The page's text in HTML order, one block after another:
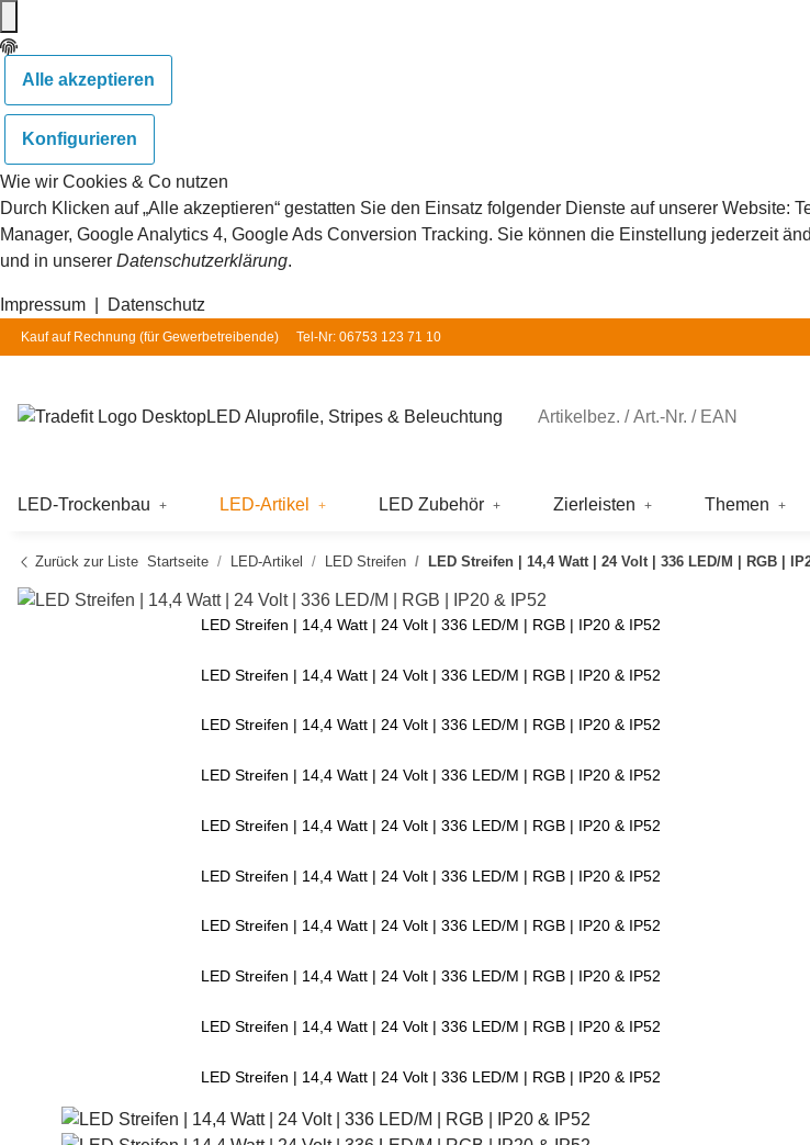
Alle akzeptieren
Konfigurieren
Wie wir Cookies & Co nutzen
Durch Klicken auf „Alle akzeptieren“ gestatten Sie den Einsatz folgender Dienste auf unserer
Manager, Google Analytics 4, Google Ads Conversion Tracking. Sie können die Einstellung jederzeit
und in unserer Datenschutzerklärung.
Impressum Datenschutz
Kauf auf Rechnung (für Gewerbetreibende) Tel-Nr: 06753 123 71 10
LED Aluprofile, Stripes & Beleuchtung
LED-Trockenbau LED-Artikel LED Zubehör Zierleisten Themen
Zurück zur Liste Startseite LED-Artikel LED Streifen LED Streifen | 14,4 Watt | 24 Volt | 336 LED/M | RGB |
LED Streifen | 14,4 Watt | 24 Volt | 336 LED/M | RGB | IP20 & IP52
LED Streifen | 14,4 Watt | 24 Volt | 336 LED/M | RGB | IP20 & IP52
LED Streifen | 14,4 Watt | 24 Volt | 336 LED/M | RGB | IP20 & IP52
LED Streifen | 14,4 Watt | 24 Volt | 336 LED/M | RGB | IP20 & IP52
LED Streifen | 14,4 Watt | 24 Volt | 336 LED/M | RGB | IP20 & IP52
LED Streifen | 14,4 Watt | 24 Volt | 336 LED/M | RGB | IP20 & IP52
LED Streifen | 14,4 Watt | 24 Volt | 336 LED/M | RGB | IP20 & IP52
LED Streifen | 14,4 Watt | 24 Volt | 336 LED/M | RGB | IP20 & IP52
LED Streifen | 14,4 Watt | 24 Volt | 336 LED/M | RGB | IP20 & IP52
LED Streifen | 14,4 Watt | 24 Volt | 336 LED/M | RGB | IP20 & IP52